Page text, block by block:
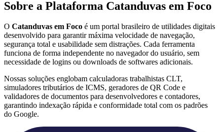
Sobre a Plataforma Catanduvas em Foco
O Catanduvas em Foco é um portal brasileiro de utilidades digitais
desenvolvido para garantir máxima velocidade de navegação,
segurança total e usabilidade sem distrações. Cada ferramenta
funciona de forma independente no navegador do usuário, sem
necessidade de logins ou downloads de softwares adicionais.
Nossas soluções englobam calculadoras trabalhistas CLT,
simuladores tributários de ICMS, geradores de QR Code e
validadores de documentos para desenvolvedores e contadores,
garantindo indexação rápida e conformidade total com os padrões
do Google.